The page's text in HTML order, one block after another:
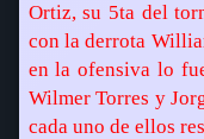
Ortiz, su 5ta del
con la derrota
en la ofensiva lo
Wilmer Torres y
cada uno de ellos